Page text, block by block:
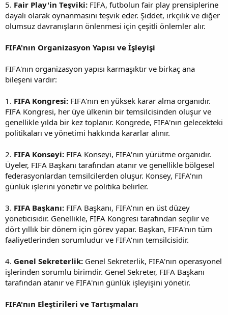
5. Fair Play'in Teşviki: FIFA, futbolun fair play prensiplerine
dayalı olarak oynanmasını teşvik eder. Şiddet, ırkçılık ve diğer
olumsuz davranışların önlenmesi için çeşitli önlemler alır.
FIFA'nın Organizasyon Yapısı ve İşleyişi
FIFA'nın organizasyon yapısı karmaşıktır ve birkaç ana
bileşeni vardır:
1. FIFA Kongresi: FIFA'nın en yüksek karar alma organıdır.
FIFA Kongresi, her üye ülkenin bir temsilcisinden oluşur ve
genellikle yılda bir kez toplanır. Kongrede, FIFA'nın gelecekteki
politikaları ve yönetimi hakkında kararlar alınır.
2. FIFA Konseyi: FIFA Konseyi, FIFA'nın yürütme organıdır.
Üyeler, FIFA Başkanı tarafından atanır ve genellikle bölgesel
federasyonlardan temsilcilerden oluşur. Konsey, FIFA'nın
günlük işlerini yönetir ve politika belirler.
3. FIFA Başkanı: FIFA Başkanı, FIFA'nın en üst düzey
yöneticisidir. Genellikle, FIFA Kongresi tarafından seçilir ve
dört yıllık bir dönem için görev yapar. Başkan, FIFA'nın tüm
faaliyetlerinden sorumludur ve FIFA'nın temsilcisidir.
4. Genel Sekreterlik: Genel Sekreterlik, FIFA'nın operasyonel
işlerinden sorumlu birimdir. Genel Sekreter, FIFA Başkanı
tarafından atanır ve FIFA'nın günlük işleyişini yönetir.
FIFA'nın Eleştirileri ve Tartışmaları